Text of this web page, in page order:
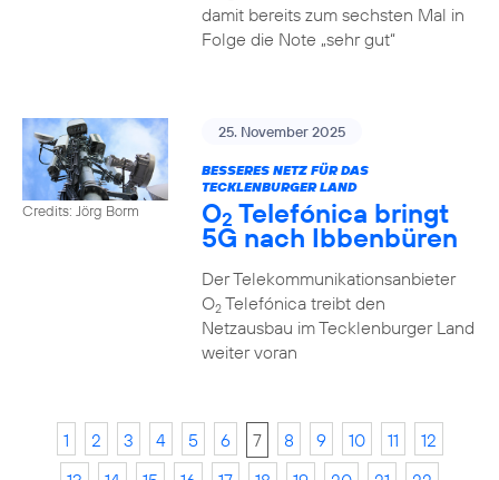
damit bereits zum sechsten Mal in
Folge die Note „sehr gut“
Credits: Jörg Borm
25. November 2025
BESSERES NETZ FÜR DAS
TECKLENBURGER LAND
O2 Telefónica bringt
5G nach Ibbenbüren
Der Telekommunikationsanbieter
O2Telefónica treibt den
Netzausbau im Tecklenburger Land
weiter voran
1 2 3 4 5 6 7 8 9 10 11
12